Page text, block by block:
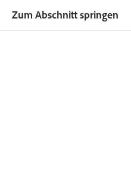
Zum Abschnitt springen